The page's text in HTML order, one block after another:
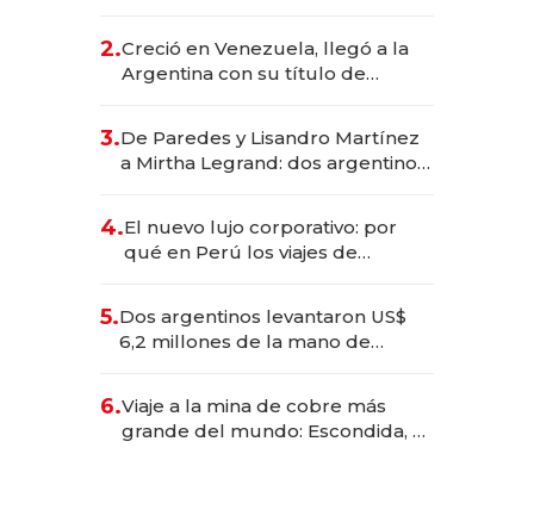
2.Creció en Venezuela, llegó a la
Argentina con su título de
las marcas "fast premium"
3.De Paredes y Lisandro Martínez
a Mirtha Legrand: dos argentinos
4.El nuevo lujo corporativo: por
qué en Perú los viajes de
para convertirse en experiencias
transformadoras
5.Dos argentinos levantaron US$
6,2 millones de la mano de
6.Viaje a la mina de cobre más
grande del mundo: Escondida, el